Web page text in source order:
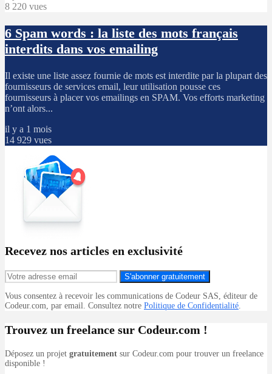
8 220 vues
6 Spam words : la liste des mots français
interdits dans vos emailing
Il existe une liste assez fournie de mots est interdite par la plupart des
fournisseurs de services email, leur utilisation pousse ces
fournisseurs à placer vos emailings en SPAM. Vos efforts marketing
n’ont alors...
il y a 1 mois
14 929 vues
Recevez nos articles en exclusivité
S'abonner gratuitement
Vous consentez à recevoir les communications de Codeur SAS, éditeur de
Codeur.com, par email. Consultez notre Politique de Confidentialité.
Trouvez un freelance sur Codeur.com !
Déposez un projet gratuitement sur Codeur.com pour trouver un freelance
disponible !